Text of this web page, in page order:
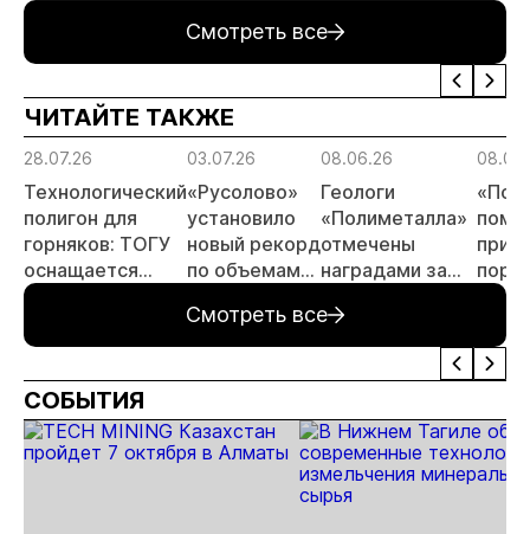
золота из
металлургического
шлака
месторождении
Дегдекан
Смотреть все
ЧИТАЙТЕ ТАКЖЕ
28.07.26
Технологический
полигон для
горняков: ТОГУ
оснащается
современным
отечественного
производства
03.07.26
«Русолово»
установило
новый рекорд
по объемам
08.06.26
Геологи
«Полиметалла»
отмечены
наградами за
месторождения
«Андрей»
Смотреть все
СОБЫТИЯ